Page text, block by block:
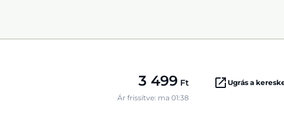
3 499 Ft
Ár frissítve: ma 01:38
Ugrás a